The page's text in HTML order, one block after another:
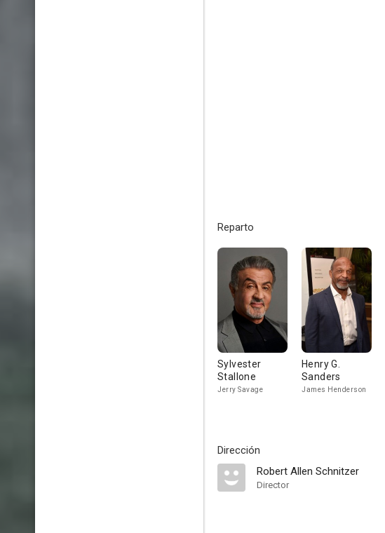
Reparto
Sylvester
Stallone
Jerry Savage
Henry G.
Sanders
James Henderson
Dirección
Robert Allen Schnitzer
Director